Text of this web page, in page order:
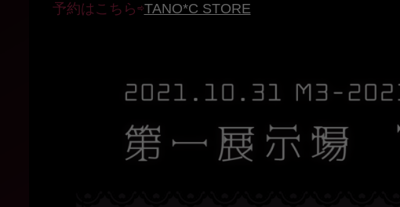
予約はこちら⇨TANO*C STORE